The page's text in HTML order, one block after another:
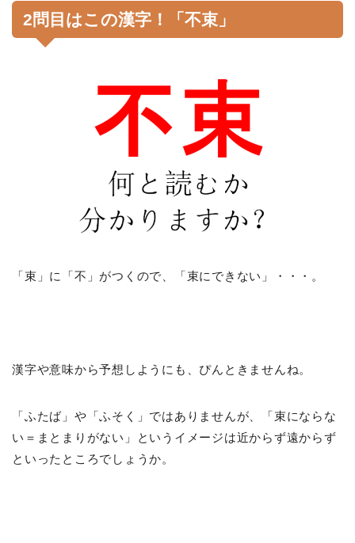
2問目はこの漢字！「不束」
「束」に「不」がつくので、「束にできない」・・・。
漢字や意味から予想しようにも、ぴんときませんね。
「ふたば」や「ふそく」ではありませんが、「束にならな
い＝まとまりがない」というイメージは近からず遠からず
といったところでしょうか。